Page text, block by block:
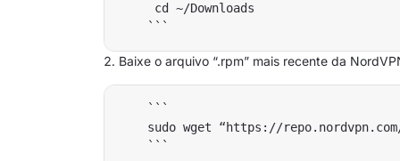
     cd ~/Downloads
Baixe o arquivo “.rpm” mais recente da
    ```
sudo wget “https://